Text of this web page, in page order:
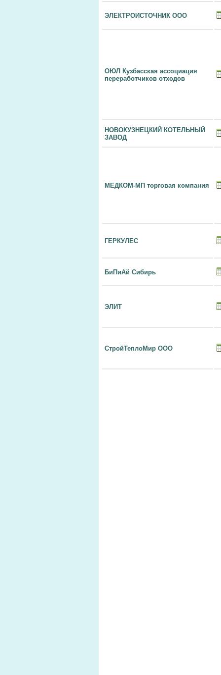
ЭЛЕКТРОИСТОЧНИК ООО
ОЮЛ Кузбасская ассоциация
переработчиков отходов
НОВОКУЗНЕЦКИЙ КОТЕЛЬНЫЙ
ЗАВОД
МЕДКОМ-МП торговая компания
ГЕРКУЛЕС
БиПиАй Сибирь
ЭЛИТ
СтройТеплоМир ООО